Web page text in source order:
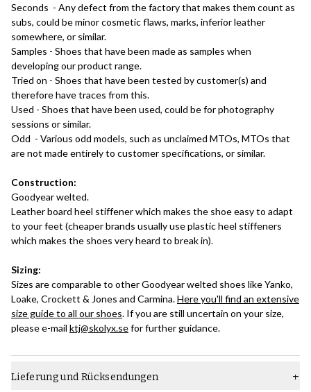
Seconds - Any defect from the factory that makes them count as
subs, could be minor cosmetic flaws, marks, inferior leather
somewhere, or similar.
Samples - Shoes that have been made as samples when
developing our product range.
Tried on - Shoes that have been tested by customer(s) and
therefore have traces from this.
Used - Shoes that have been used, could be for photography
sessions or similar.
Odd - Various odd models, such as unclaimed MTOs, MTOs that
are not made entirely to customer specifications, or similar.
Construction:
Goodyear welted.
Leather board heel stiffener which makes the shoe easy to adapt
to your feet (cheaper brands usually use plastic heel stiffeners
which makes the shoes very heard to break in).
Sizing:
Sizes are comparable to other Goodyear welted shoes like Yanko,
Loake, Crockett & Jones and Carmina.Here you'll find an extensive
size guide to all our shoes. If you are still uncertain on your size,
please e-mail ktj@skolyx.sefor further guidance.
Lieferung und Rücksendungen